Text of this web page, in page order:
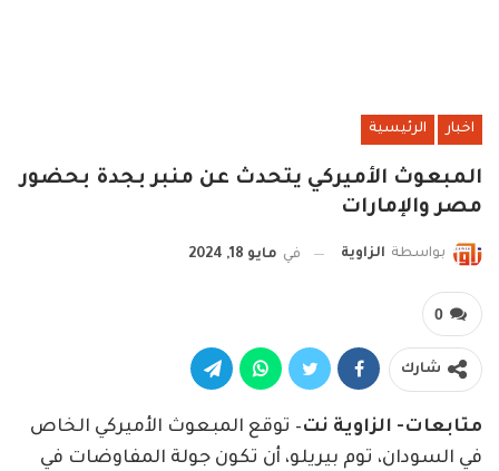
اخبار الرئيسية
المبعوث الأميركي يتحدث عن منبر بجدة بحضور
مصر والإمارات
بواسطة الزاوية في مايو 18, 2024
0
شارك
متابعات- الزاوية نت– توقع المبعوث الأميركي الخاص
في السودان، توم بيريلو، أن تكون جولة المفاوضات في